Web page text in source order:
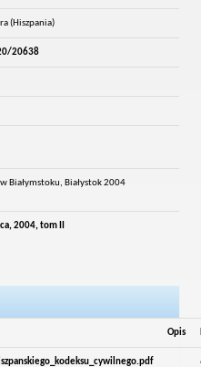
(Hiszpania)
20638
Białymstoku, Białystok 2004
2004, tom II
Opis